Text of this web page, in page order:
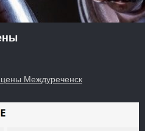
Междуреченск